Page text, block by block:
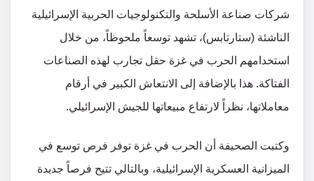
شركات صناعة الأسلحة والتكنولوجيات الحربية الإسرائيلية
الناشئة (ستارتابس)، تشهد توسعاً ملحوظاً، من خلال
استخدامهم الحرب في غزة حقل تجارب لهذه الصناعات
الفتاكة. هذا بالإضافة إلى الانتعاش الكبير في أرقام
معاملاتها، نظراً لارتفاع مبيعاتها للجيش الإسرائيلي.
وكتبت الصحيفة أن الحرب في غزة توفر فرص توسع في
الميزانية العسكرية الإسرائيلية، وبالتالي تتيح فرصاً جديدة